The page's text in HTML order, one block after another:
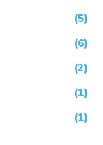
(5)
(6)
(2)
(1)
(1)